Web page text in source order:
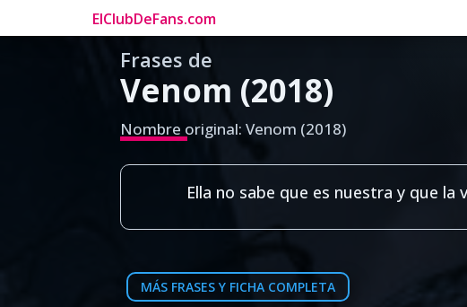
ElClubDeFans.com
Frases de
Venom (2018)
Nombre original: Venom (2018)
Ella no sabe que es nuestra y que la
MÁS FRASES Y FICHA COMPLETA